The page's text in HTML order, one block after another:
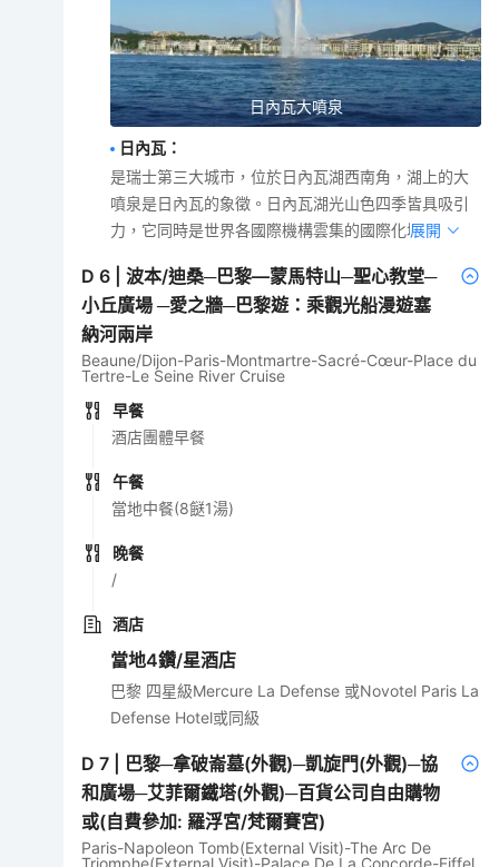
日內瓦大噴泉
日內瓦 ：
是瑞士第三大城市，位於日內瓦湖西南角，湖上的大
噴泉是日內瓦的象徵。日內瓦湖光山色四季皆具吸引
力，它同時是世界各國際機構雲集的國際化城市。
展開
D6 |波本/迪桑─巴黎—蒙馬特山─聖心教堂─
小丘廣場 ─愛之牆─巴黎遊：乘觀光船漫遊塞
納河兩岸
Beaune/Dijon-Paris-Montmartre-Sacré-Cœur-Place du
Tertre-Le Seine River Cruise
早餐
酒店團體早餐
午餐
當地中餐(8餸1湯)
晚餐
/
酒店
當地4鑽/星酒店
巴黎 四星級Mercure La Defense 或Novotel Paris La
Defense Hotel或同級
D7
巴黎─拿破崙墓(外觀)─凱旋門(外觀)─協
和廣場─艾菲爾鐵塔(外觀)─百貨公司自由購物
或(自費參加: 羅浮宮/梵爾賽宮)
Paris-Napoleon Tomb(External Visit)-The Arc De